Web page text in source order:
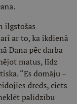
ilgstošas
ar to, ka ikdienā
Dana pēc darba
matus, līdz
“Es domāju –
dreds, ciets
palīdzību